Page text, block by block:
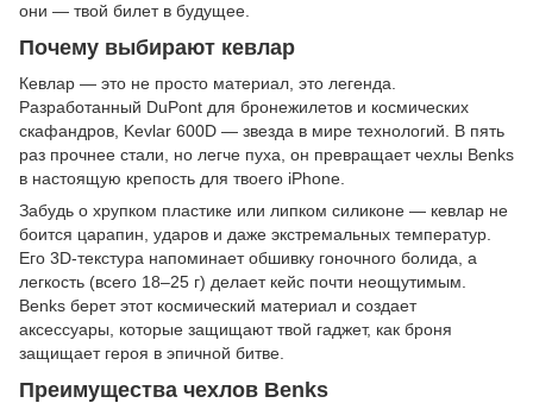
они — твой билет в будущее.
Почему выбирают кевлар
Кевлар — это не просто материал, это легенда.
Разработанный DuPont для бронежилетов и космических
скафандров, Kevlar 600D — звезда в мире технологий. В пять
раз прочнее стали, но легче пуха, он превращает чехлы Benks
в настоящую крепость для твоего iPhone.
Забудь о хрупком пластике или липком силиконе — кевлар не
боится царапин, ударов и даже экстремальных температур.
Его 3D-текстура напоминает обшивку гоночного болида, а
легкость (всего 18–25 г) делает кейс почти неощутимым.
Benks берет этот космический материал и создает
аксессуары, которые защищают твой гаджет, как броня
защищает героя в эпичной битве.
Преимущества чехлов Benks